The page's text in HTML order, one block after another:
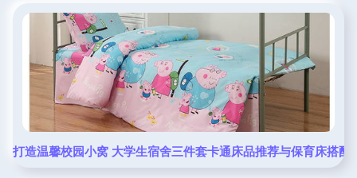
打造温馨校园小窝 大学生宿舍三件套卡通床品推荐与保育床搭配